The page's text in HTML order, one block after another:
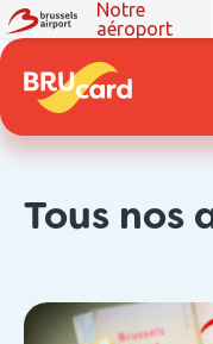
Notre
aéroport
Tous nos